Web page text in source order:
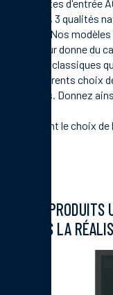
portes d'entrée
durables, 3 qualités
à l'acier. Nos
ce qui leur donne du
habitats classiques
aux différents choix
matières. Donnez
En faisant le choix
LES
DANS LA